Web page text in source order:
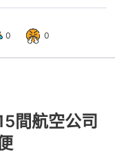
0 0
間航空公司